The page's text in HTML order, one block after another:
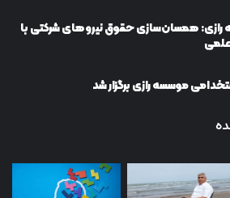
همسان‌سازی حقوق نیروهای شرکتی با
موسسه رازی برگزار شد